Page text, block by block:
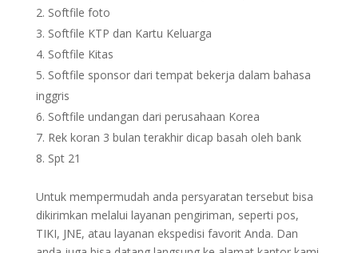
Softfile foto
Softfile KTP dan Kartu Keluarga
Softfile Kitas
Softfile sponsor dari tempat bekerja dalam bahasa
inggris
Softfile undangan dari perusahaan Korea
Rek koran 3 bulan terakhir dicap basah oleh bank
Spt 21
Untuk mempermudah anda persyaratan tersebut bisa
dikirimkan melalui layanan pengiriman, seperti pos,
TIKI, JNE, atau layanan ekspedisi favorit Anda. Dan